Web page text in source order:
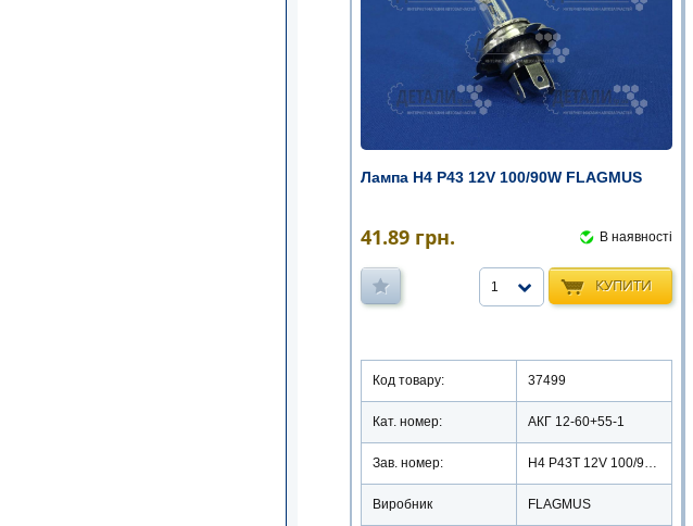
Лампа Н4 Р43 12V 100/90W FLAGMUS
41.89 грн. В наявності
КУПИТИ
1
Код товару: 37499
Кат. номер: АКГ 12-60+55-1
Зав. номер: H4 P43T 12V 100/90W
Виробник FLAGMUS